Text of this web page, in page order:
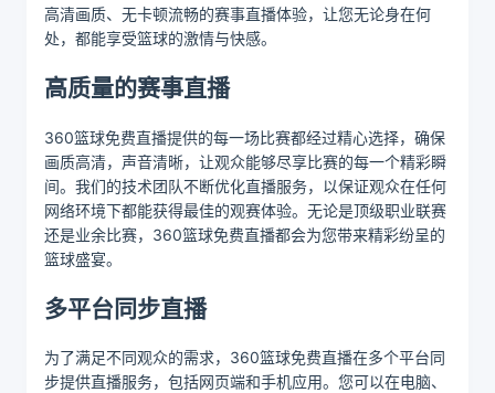
高清画质、无卡顿流畅的赛事直播体验，让您无论身在何
处，都能享受篮球的激情与快感。
高质量的赛事直播
360篮球免费直播提供的每一场比赛都经过精心选择，确保
画质高清，声音清晰，让观众能够尽享比赛的每一个精彩瞬
间。我们的技术团队不断优化直播服务，以保证观众在任何
网络环境下都能获得最佳的观赛体验。无论是顶级职业联赛
还是业余比赛，360篮球免费直播都会为您带来精彩纷呈的
篮球盛宴。
多平台同步直播
为了满足不同观众的需求，360篮球免费直播在多个平台同
步提供直播服务，包括网页端和手机应用。您可以在电脑、